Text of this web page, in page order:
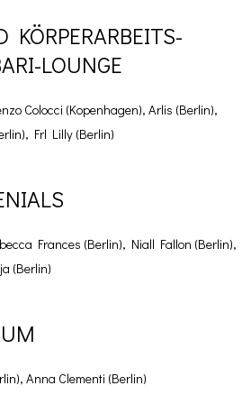
KÖRPERARBEITS-
LOUNGE
Colocci (Kopenhagen), Arlis (Berlin),
Frl Lilly (Berlin)
Frances (Berlin), Niall Fallon (Berlin),
(Berlin)
Anna Clementi (Berlin)